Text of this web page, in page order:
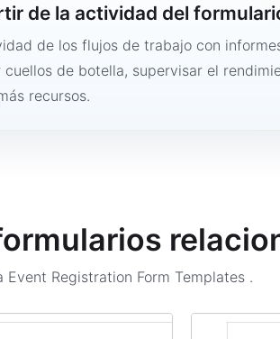
de la actividad del
de los flujos de trabajo con
de botella, supervisar el
recursos.
Event Registration Form Templates .